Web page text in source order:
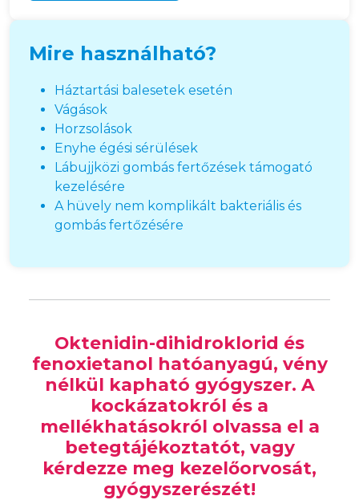
Mire használható?
Háztartási balesetek esetén
Vágások
Horzsolások
Enyhe égési sérülések
Lábujjközi gombás fertőzések támogató
kezelésére
A hüvely nem komplikált bakteriális és
gombás fertőzésére
Oktenidin-dihidroklorid és
fenoxietanol hatóanyagú, vény
nélkül kapható gyógyszer. A
kockázatokról és a
mellékhatásokról olvassa el a
betegtájékoztatót, vagy
kérdezze meg kezelőorvosát,
gyógyszerészét!